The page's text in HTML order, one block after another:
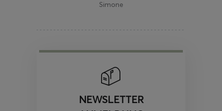
Simone
NEWSLETTER